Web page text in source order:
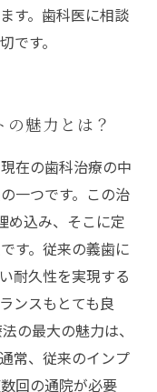
す。歯科医に相談
です。
魅力とは？
在の歯科治療の中
一つです。この治
め込み、そこに定
す。従来の義歯に
耐久性を実現する
ンスもとても良
の最大の魅力は、
常、従来のインプ
回の通院が必要